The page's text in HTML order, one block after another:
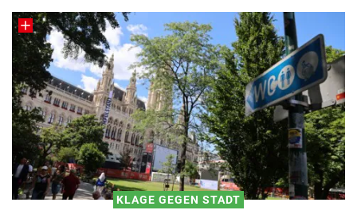
KLAGE GEGEN STADT